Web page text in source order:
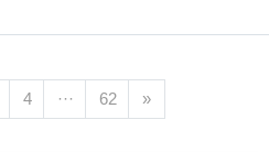
게 최고라지만왠지 집에만 있는건 또
나들이에아들은 꼼짝없이 유모차에만
히 아들도 즐길거리가 있어서 너무 좋았
4 ··· 62 »